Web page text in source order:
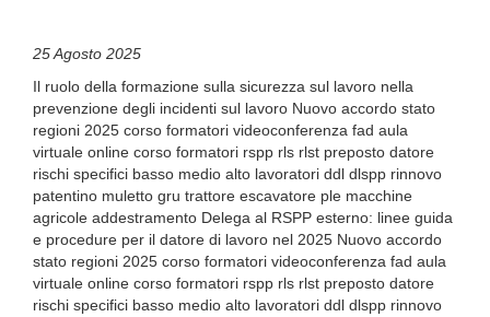
25 Agosto 2025
Il ruolo della formazione sulla sicurezza sul lavoro nella
prevenzione degli incidenti sul lavoro Nuovo accordo stato
regioni 2025 corso formatori videoconferenza fad aula
virtuale online corso formatori rspp rls rlst preposto datore
rischi specifici basso medio alto lavoratori ddl dlspp rinnovo
patentino muletto gru trattore escavatore ple macchine
agricole addestramento Delega al RSPP esterno: linee guida
e procedure per il datore di lavoro nel 2025 Nuovo accordo
stato regioni 2025 corso formatori videoconferenza fad aula
virtuale online corso formatori rspp rls rlst preposto datore
rischi specifici basso medio alto lavoratori ddl dlspp rinnovo